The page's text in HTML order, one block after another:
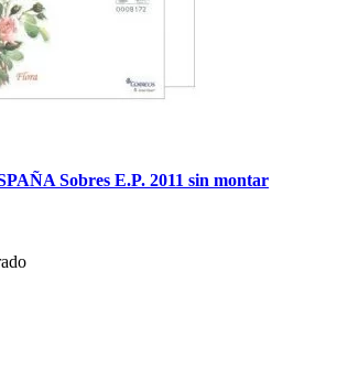
Sobres E.P. 2011 sin montar